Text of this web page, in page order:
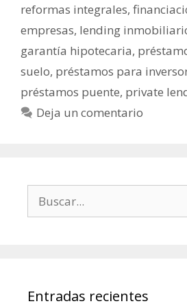
reformas integrales,
empresas, lending
garantía hipotecaria,
suelo, préstamos para
préstamos puente, private
Deja un comentario
Entradas recientes